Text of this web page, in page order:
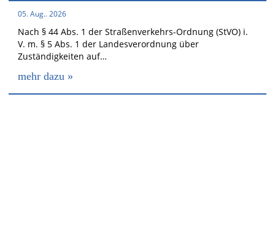
05. Aug.. 2026
Nach § 44 Abs. 1 der Straßenverkehrs-Ordnung (StVO) i.
V. m. § 5 Abs. 1 der Landesverordnung über
Zuständigkeiten auf…
mehr dazu »